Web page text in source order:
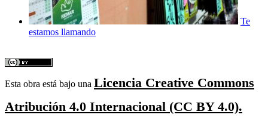
Te
estamos llamando
Esta obra está bajo una Licencia Creative Commons
Atribución 4.0 Internacional (CC BY 4.0).